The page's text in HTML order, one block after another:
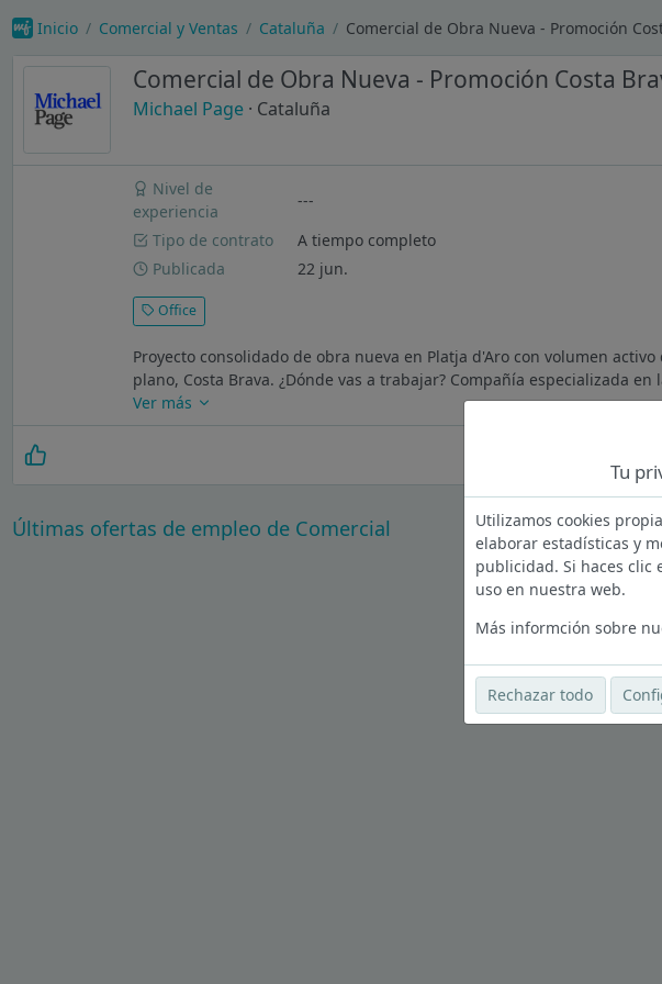
Inicio Comercial y Ventas Cataluña Comercial de Obra Nueva - Promoción
Comercial de Obra Nueva - Promoción Costa
Michael Page · Cataluña
Nivel de
experiencia
---
Tipo de contrato
A tiempo completo
Publicada
22 jun.
Office
Proyecto consolidado de obra nueva en Platja d'Aro con volumen
plano, Costa Brava. ¿Dónde vas a trabajar? Compañía especializada
Ver más
Últimas ofertas de empleo de Comercial
Ver más ofertas
Tu
Utilizamos cookies
elaborar estadísticas y
publicidad. Si haces clic
uso en nuestra web.
Más informción sobre
Rechazar todo